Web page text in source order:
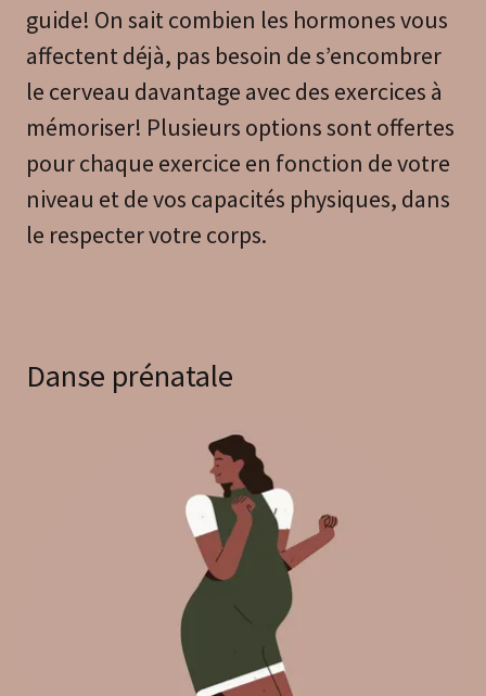
guide! On sait combien les hormones vous
affectent déjà, pas besoin de s’encombrer
le cerveau davantage avec des exercices à
mémoriser! Plusieurs options sont offertes
pour chaque exercice en fonction de votre
niveau et de vos capacités physiques, dans
le respecter votre corps.
Danse prénatale